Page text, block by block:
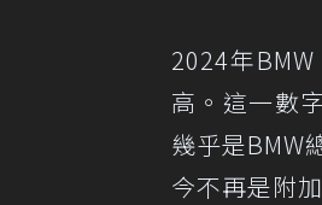
2024年
高。這一數
幾乎是BMW
今不再是附